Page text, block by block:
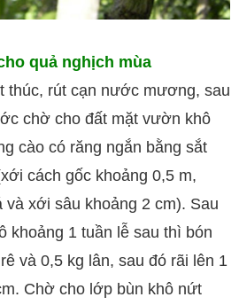
quả nghịch mùa
thúc, rút cạn nước mương, sau
chờ cho đất mặt vườn khô
cào có răng ngắn bằng sắt
cách gốc khoảng 0,5 m,
và xới sâu khoảng 2 cm). Sau
khoảng 1 tuần lễ sau thì bón
và 0,5 kg lân, sau đó rãi lên 1
Chờ cho lớp bùn khô nứt